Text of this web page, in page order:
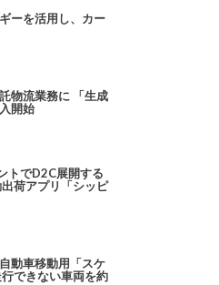
ーを活用し、カー
物流業務に 「生成
開始
トでD2C展開する
出荷アプリ「シッピ
動車移動用「スケ
できない車両を約